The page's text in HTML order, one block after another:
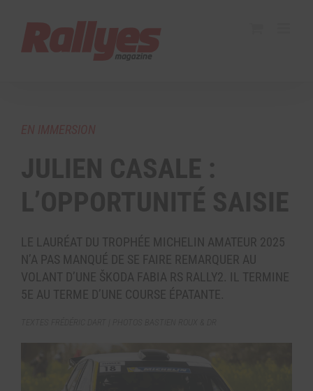
LE LAURÉAT DU TROPHÉE MICHELIN AMATEUR 2025
N’A PAS MANQUÉ DE SE FAIRE REMARQUER AU
VOLANT D’UNE ŠKODA FABIA RS RALLY2. IL TERMINE
5E AU TERME D’UNE COURSE ÉPATANTE.